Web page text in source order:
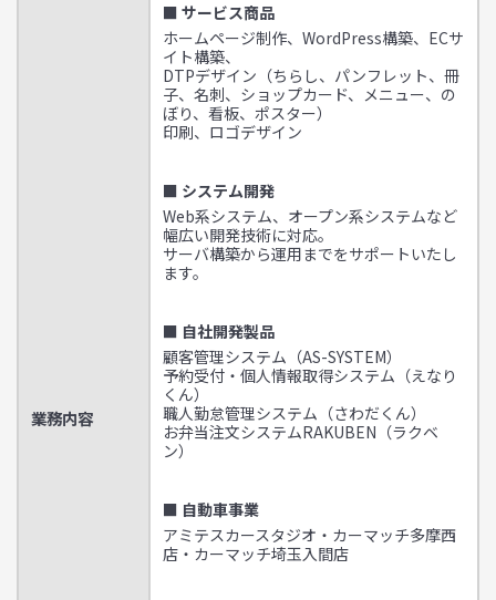
業務内容
■ サービス商品
ホームページ制作、WordPress構築、ECサ
イト構築、
DTPデザイン（ちらし、パンフレット、冊
子、名刺、ショップカード、メニュー、の
ぼり、看板、ポスター）
印刷、ロゴデザイン
■ システム開発
Web系システム、オープン系システムなど
幅広い開発技術に対応。
サーバ構築から運用までをサポートいたし
ます。
■ 自社開発製品
顧客管理システム（AS-SYSTEM）
予約受付・個人情報取得システム（えなり
くん）
職人勤怠管理システム（さわだくん）
お弁当注文システムRAKUBEN（ラクベ
ン）
■ 自動車事業
アミテスカースタジオ・カーマッチ多摩西
店・カーマッチ埼玉入間店